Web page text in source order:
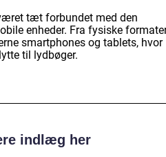
tæt forbundet med den
enheder. Fra fysiske
smartphones og tablets, hvor
til lydbøger.
indlæg her